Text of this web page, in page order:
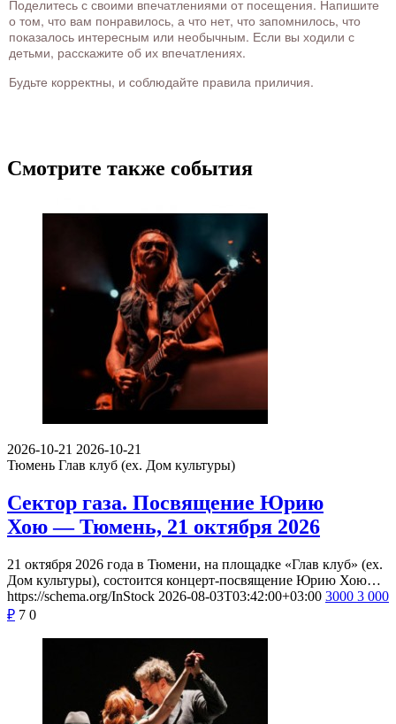
Поделитесь с своими впечатлениями от посещения. Напишите
о том, что вам понравилось, а что нет, что запомнилось, что
показалось интересным или необычным. Если вы ходили с
детьми, расскажите об их впечатлениях.
Будьте корректны, и соблюдайте правила приличия.
Смотрите также события
2026-10-21 2026-10-21
Тюмень Глав клуб (ex. Дом культуры)
Сектор газа. Посвящение Юрию
Хою — Тюмень, 21 октября 2026
21 октября 2026 года в Тюмени, на площадке «Глав клуб» (ex.
Дом культуры), состоится концерт-посвящение Юрию Хою…
https://schema.org/InStock 2026-08-03T03:42:00+03:00 3000 3 000
₽ 7 0